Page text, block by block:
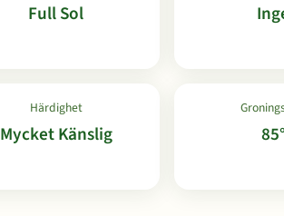
Full Sol
Härdighet
Mycket Känslig